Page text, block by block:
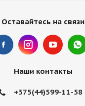
Оставайтесь на связи
Наши контакты
+375(44)599-11-58